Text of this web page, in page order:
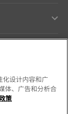
化设计内容和广
体、广告和分析合
策